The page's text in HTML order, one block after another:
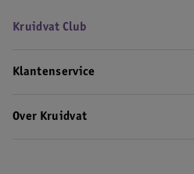
Kruidvat Club
Klantenservice
Over Kruidvat